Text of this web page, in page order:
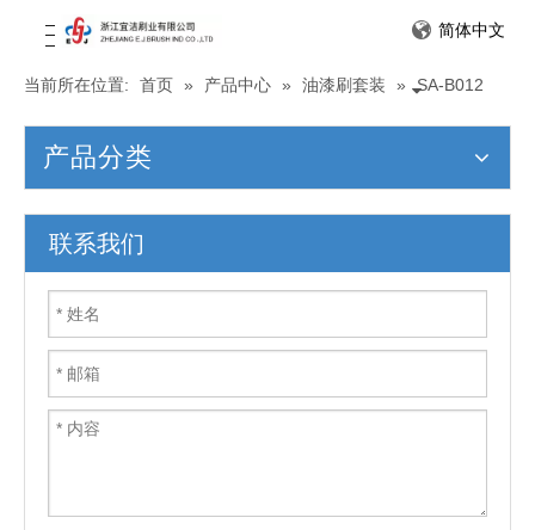
简体中文
当前所在位置: 首页 » 产品中心 » 油漆刷套装 » SA-B012
产品分类
联系我们